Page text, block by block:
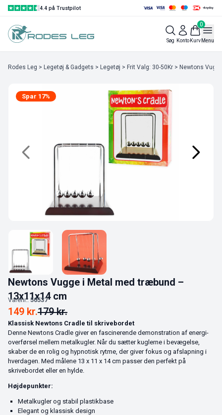
4.4 på Trustpilot
Søg Konto
0
KurvMenu
Rodes Leg > Legetøj & Gadgets > Legetøj > Frit Valg: 30-50Kr > Newtons
Spar 17%
Newtons Vugge i Metal med træbund –
13x11x14 cm
Varenr.: 50537
179kr.
149 kr.
Klassisk Newtons Cradle til skrivebordet
Denne Newtons Cradle giver en fascinerende demonstration af energi­
overførsel mellem metalkugler. Når du sætter kuglerne i bevægelse,
skaber de en rolig og hypnotisk rytme, der giver fokus og afslapning i
hverdagen. Med målene 13 x 11 x 14 cm passer den perfekt på
skrivebordet eller en hylde.
Højdepunkter:
Metalkugler og stabil plastikbase
Elegant og klassisk design